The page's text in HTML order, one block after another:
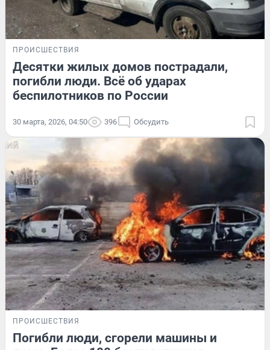
ПРОИСШЕСТВИЯ
Десятки жилых домов пострадали,
погибли люди. Всё об ударах
беспилотников по России
30 марта, 2026, 04:50 396 Обсудить
ПРОИСШЕСТВИЯ
Погибли люди, сгорели машины и